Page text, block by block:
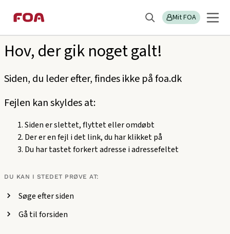
til
hovedindhold
til
hovedmenu
Søg Mit FOA
menu
404
Hov, der gik noget galt!
Siden, du leder efter, findes ikke på foa.dk
Fejlen kan skyldes at:
Siden er slettet, flyttet eller omdøbt
Der er en fejl i det link, du har klikket på
Du har tastet forkert adresse i adressefeltet
DU KAN I STEDET PRØVE AT:
Søge efter siden
Gå til forsiden